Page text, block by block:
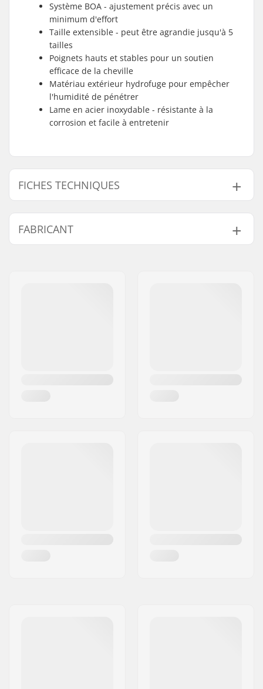
Système BOA - ajustement précis avec un
minimum d'effort
Taille extensible - peut être agrandie jusqu'à 5
tailles
Poignets hauts et stables pour un soutien
efficace de la cheville
Matériau extérieur hydrofuge pour empêcher
l'humidité de pénétrer
Lame en acier inoxydable - résistante à la
corrosion et facile à entretenir
FICHES TECHNIQUES
Taille ajustable:
Oui
Types de botte:
Matière de la botte:
Plastique
FABRICANT